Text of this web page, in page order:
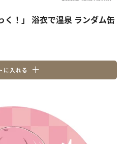
く！」 浴衣で温泉 ランダム缶
に入れる